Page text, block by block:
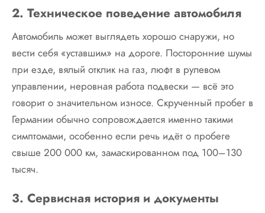
2. Техническое поведение автомобиля
Автомобиль может выглядеть хорошо снаружи, но
вести себя «уставшим» на дороге. Посторонние шумы
при езде, вялый отклик на газ, люфт в рулевом
управлении, неровная работа подвески — всё это
говорит о значительном износе. Скрученный пробег в
Германии обычно сопровождается именно такими
симптомами, особенно если речь идёт о пробеге
свыше 200 000 км, замаскированном под 100–130
тысяч.
3. Сервисная история и документы